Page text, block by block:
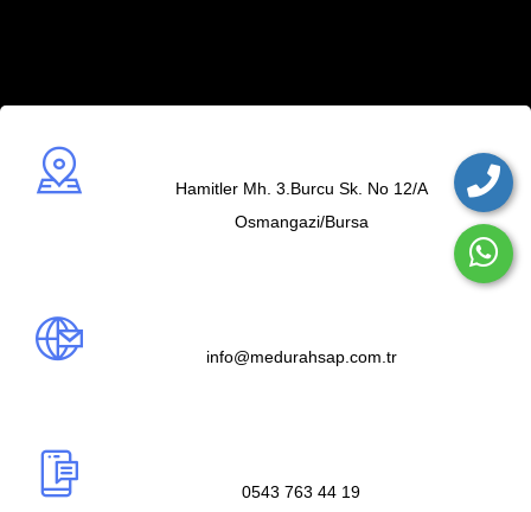
Hamitler Mh. 3.Burcu Sk. No 12/A
Osmangazi/Bursa
info@medurahsap.com.tr
0543 763 44 19